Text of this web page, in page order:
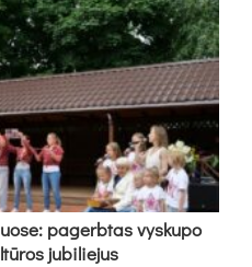
pa­gerb­tas vys­ku­po
ju­bi­lie­jus